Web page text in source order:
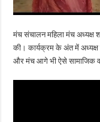
मंच संचालन महिला मंच अध्यक्ष
की। कार्यक्रम के अंत में
और मंच आगे भी ऐसे सामाजिक व